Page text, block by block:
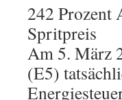
242 Prozent
Spritpreis
Am 5. März
(E5)